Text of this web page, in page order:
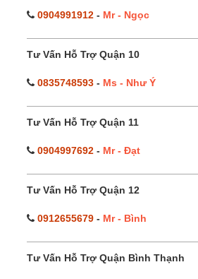
0904991912 - Mr - Ngọc
Tư Vấn Hỗ Trợ Quận 10
0835748593 - Ms - Như Ý
Tư Vấn Hỗ Trợ Quận 11
0904997692 - Mr - Đạt
Tư Vấn Hỗ Trợ Quận 12
0912655679 - Mr - Bình
Tư Vấn Hỗ Trợ Quận Bình Thạnh